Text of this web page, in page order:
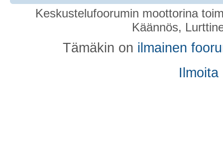
Keskustelufoorumin moottorina
Käännös,
Tämäkin on ilmainen